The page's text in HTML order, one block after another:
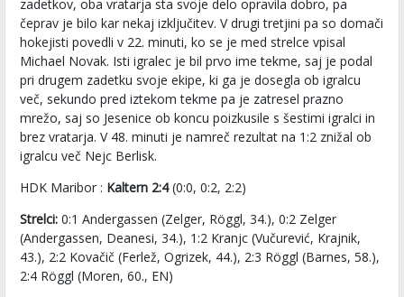
zadetkov, oba vratarja sta svoje delo opravila dobro, pa
čeprav je bilo kar nekaj izključitev. V drugi tretjini pa so domači
hokejisti povedli v 22. minuti, ko se je med strelce vpisal
Michael Novak. Isti igralec je bil prvo ime tekme, saj je podal
pri drugem zadetku svoje ekipe, ki ga je dosegla ob igralcu
več, sekundo pred iztekom tekme pa je zatresel prazno
mrežo, saj so Jesenice ob koncu poizkusile s šestimi igralci in
brez vratarja. V 48. minuti je namreč rezultat na 1:2 znižal ob
igralcu več Nejc Berlisk.
HDK Maribor : Kaltern 2:4(0:0, 0:2, 2:2)
Strelci: 0:1 Andergassen (Zelger, Röggl, 34.), 0:2 Zelger
(Andergassen, Deanesi, 34.), 1:2 Kranjc (Vučurević, Krajnik,
43.), 2:2 Kovačič (Ferlež, Ogrizek, 44.), 2:3 Röggl (Barnes, 58.),
2:4 Röggl (Moren, 60., EN)